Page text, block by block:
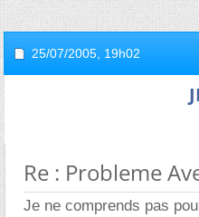
25/07/2005, 19h02
Re : Probleme
Je ne comprends pas